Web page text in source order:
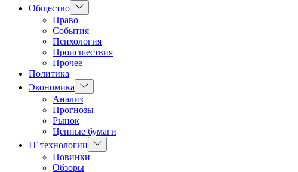
Общество Показать
подменю
Право
События
Психология
Происшествия
Прочее
Политика
Экономика
Показать
подменю
Анализ
Прогнозы
Рынок
Ценные бумаги
IT технологии
Показать
подменю
Новинки
Обзоры